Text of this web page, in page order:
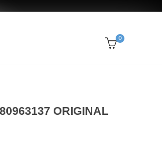
0
ORIGINAL